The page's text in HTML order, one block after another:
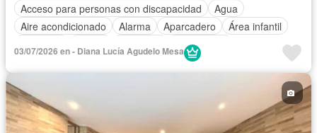
Acceso para personas con discapacidad
Agua
Aire acondicionado
Alarma Aparcadero
Área infantil
Calefacción
Caseta de vigilancia
Gimnasio
Vigilante
Sauna
Seguridad privada Tanque de agua
Terraza
03/07/2026 en - Diana Lucía Agudelo Mesa